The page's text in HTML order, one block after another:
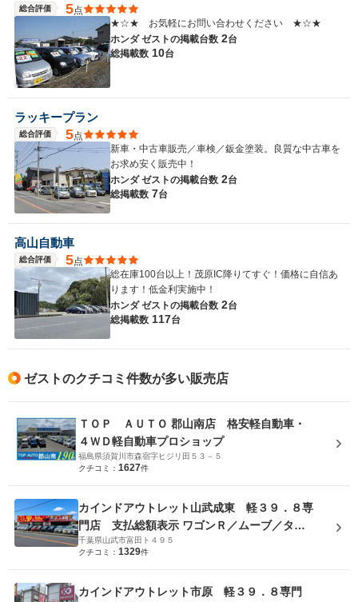
総合評価 5点
★☆★ お気軽にお問い合わせください ★☆★
ホンダ ゼストの掲載台数 2台
総掲載数 10台
ラッキープラン
総合評価 5点
新車・中古車販売／車検／鈑金塗装。良質な中古車を
お求め安く販売中！
ホンダ ゼストの掲載台数 2台
総掲載数 7台
高山自動車
総合評価 5点
総在庫100台以上！茂原IC降りてすぐ！価格に自信あ
ります！低金利実施中！
ホンダ ゼストの掲載台数 2台
総掲載数 117台
ゼストのクチコミ件数が多い販売店
ＴＯＰ ＡＵＴＯ 郡山南店 格安軽自動車・
４ＷＤ軽自動車プロショップ
福島県須賀川市森宿字ヒジリ田５３－５
クチコミ： 1627件
カインドアウトレット山武成東 軽３９．８専
門店 支払総額表示 ワゴンＲ／ムーブ／タン
ト／ルークス／Ｎ－ＢＯＸ
千葉県山武市富田ト４９５
クチコミ： 1329件
カインドアウトレット市原 軽３９．８専門